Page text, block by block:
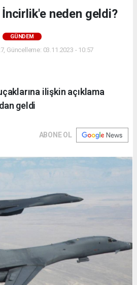
İncirlik'e neden geldi?
GÜNDEM
Güncelleme: 03.11.2023 - 10:57
ilişkin açıklama
geldi
ABONE OL